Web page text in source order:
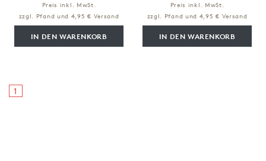
Preis inkl. MwSt.
zzgl. Pfand und 4,95 € Versand
IN DEN WARENKORB
Preis inkl. MwSt.
zzgl. Pfand und 4,95 € Versand
IN DEN WARENKORB
1